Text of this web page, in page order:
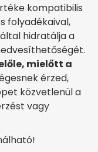
kompatibilis
folyadékaival,
hidratálja a
mielőtt a
érzed,
közvetlenül a
vagy